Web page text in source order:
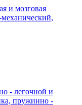
и мозговая